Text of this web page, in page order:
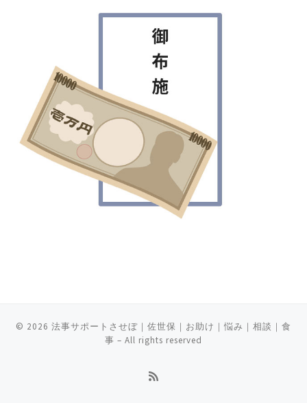
© 2026 法事サポートさせぼ｜佐世保｜お助け｜悩み｜相談｜食
事 – All rights reserved